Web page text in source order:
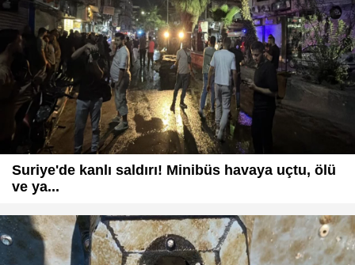
Suriye'de kanlı saldırı! Minibüs havaya uçtu, ölü
ve ya...